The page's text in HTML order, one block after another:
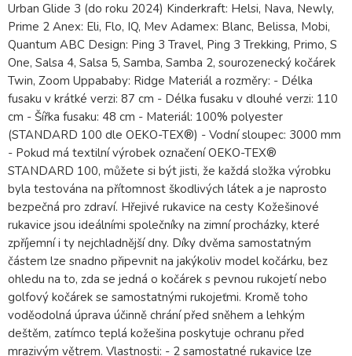
Urban Glide 3 (do roku 2024) Kinderkraft: Helsi, Nava, Newly,
Prime 2 Anex: Eli, Flo, IQ, Mev Adamex: Blanc, Belissa, Mobi,
Quantum ABC Design: Ping 3 Travel, Ping 3 Trekking, Primo, S
One, Salsa 4, Salsa 5, Samba, Samba 2, sourozenecký kočárek
Twin, Zoom Uppababy: Ridge Materiál a rozměry: - Délka
fusaku v krátké verzi: 87 cm - Délka fusaku v dlouhé verzi: 110
cm - Šířka fusaku: 48 cm - Materiál: 100% polyester
(STANDARD 100 dle OEKO-TEX®) - Vodní sloupec: 3000 mm
- Pokud má textilní výrobek označení OEKO-TEX®
STANDARD 100, můžete si být jisti, že každá složka výrobku
byla testována na přítomnost škodlivých látek a je naprosto
bezpečná pro zdraví. Hřejivé rukavice na cesty Kožešinové
rukavice jsou ideálními společníky na zimní procházky, které
zpříjemní i ty nejchladnější dny. Díky dvěma samostatným
částem lze snadno připevnit na jakýkoliv model kočárku, bez
ohledu na to, zda se jedná o kočárek s pevnou rukojetí nebo
golfový kočárek se samostatnými rukojeťmi. Kromě toho
voděodolná úprava účinně chrání před sněhem a lehkým
deštěm, zatímco teplá kožešina poskytuje ochranu před
mrazivým větrem. Vlastnosti: - 2 samostatné rukavice lze